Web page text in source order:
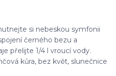
si nebeskou symfonii
černého bezu a
přelijte 1/4 l vroucí vody.
kůra, bez květ, slunečnice